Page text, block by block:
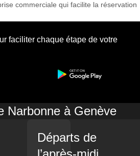
commerciale qui facilite la réservation
faciliter chaque étape de votre
Narbonne à Genève
Départs de